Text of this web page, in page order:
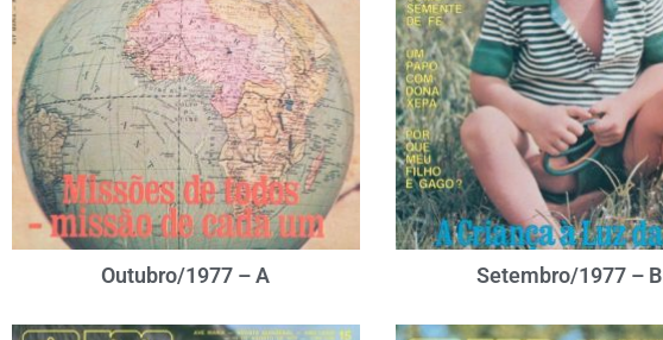
Outubro/1977 – A Setembro/1977 – B